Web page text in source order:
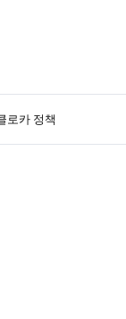
로카 정책